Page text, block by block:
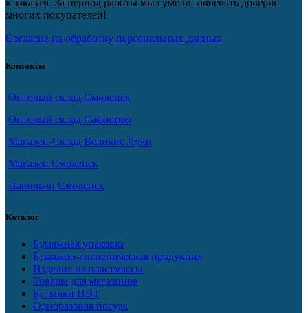
к заказам. За период работы мы сумели завоевать доверие
многих покупателей!
Согласие на обработку персональных данных
Контакты
Оптовый склад Смоленск
Оптовый склад Сафоново
Магазин-Склад Великие Луки
Магазин Смоленск
Павильон Смоленск
Каталог
Бумажная упаковка
Бумажно-гигиеническая продукция
Изделия из пластмассы
Товары для магазинов
Бутылки ПЭТ
Одноразовая посуда